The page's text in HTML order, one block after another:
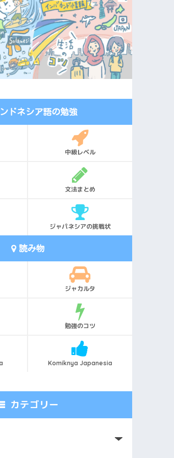
ドネシア語の勉強
中級レベル
文法まとめ
ジャパネシアの挑戦状
読み物
ジャカルタ
勉強のコツ
Komiknya Japanesia
カテゴリー